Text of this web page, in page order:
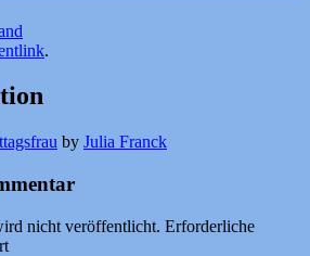
.
by Julia Franck
nicht veröffentlicht. Erforderliche